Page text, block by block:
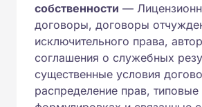
собственности —
договоры, договоры
исключительного права,
соглашения о служебных
существенные условия
распределение прав,